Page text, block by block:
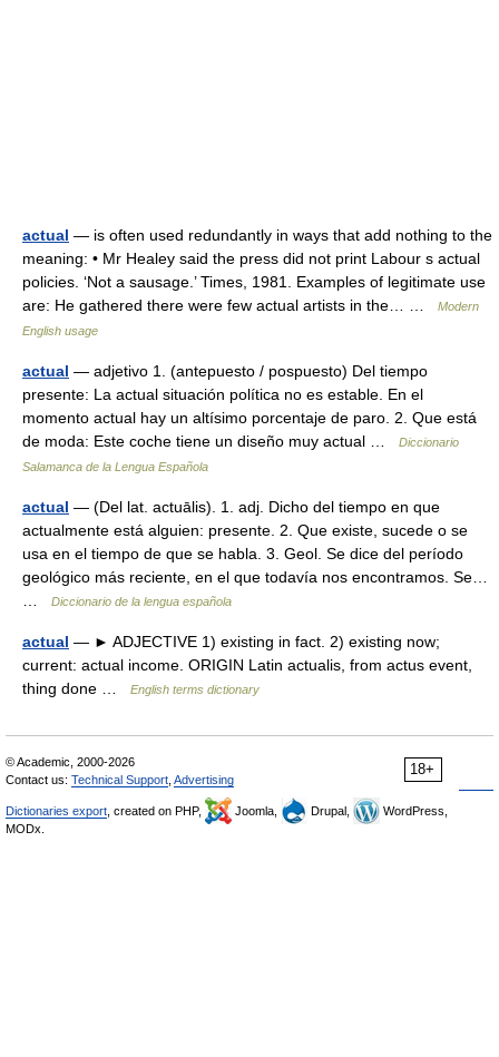
actual — is often used redundantly in ways that add nothing to the
meaning: • Mr Healey said the press did not print Labour s actual
policies. ‘Not a sausage.’ Times, 1981. Examples of legitimate use
are: He gathered there were few actual artists in the… …
Modern
English usage
actual — adjetivo 1. (antepuesto / pospuesto) Del tiempo
presente: La actual situación política no es estable. En el
momento actual hay un altísimo porcentaje de paro. 2. Que está
de moda: Este coche tiene un diseño muy actual …
Diccionario
Salamanca de la Lengua Española
actual — (Del lat. actuālis). 1. adj. Dicho del tiempo en que
actualmente está alguien: presente. 2. Que existe, sucede o se
usa en el tiempo de que se habla. 3. Geol. Se dice del período
geológico más reciente, en el que todavía nos encontramos. Se…
Diccionario de la lengua española
actual — ► ADJECTIVE 1) existing in fact. 2) existing now;
current: actual income. ORIGIN Latin actualis, from actus event,
thing done …
English terms dictionary
18+
© Academic, 2000-2026
Contact us: Technical Support Advertising
Dictionaries export , created on PHP, Joomla, Drupal,
WordPress,
MODx.